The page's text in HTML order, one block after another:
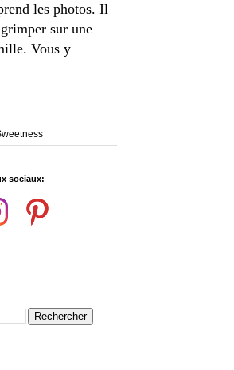
les photos. Il
sur une
Vous y
sociaux: